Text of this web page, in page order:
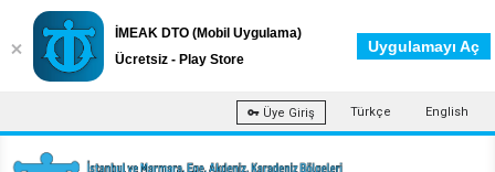
Üye Giriş Türkçe English
İMEAK DTO (Mobil Uygulama)
Ücretsiz - Play Store
Uygulamayı Aç